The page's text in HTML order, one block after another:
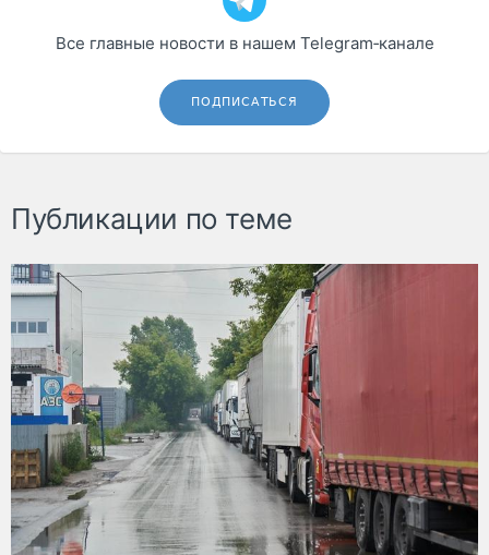
Все главные новости в нашем Telegram‑канале
ПОДПИСАТЬСЯ
Публикации по теме